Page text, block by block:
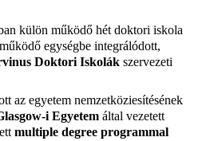
külön működő hét doktori iskola
egységbe integrálódott,
Doktori Iskolák szervezeti
az egyetem nemzetköziesítésének
i Egyetem által vezetett
multiple degree programmal